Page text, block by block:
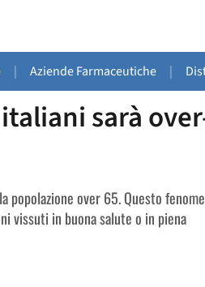
| Aziende Farmaceutiche |
sarà
popolazione over 65. Questo
vissuti in buona salute o in piena